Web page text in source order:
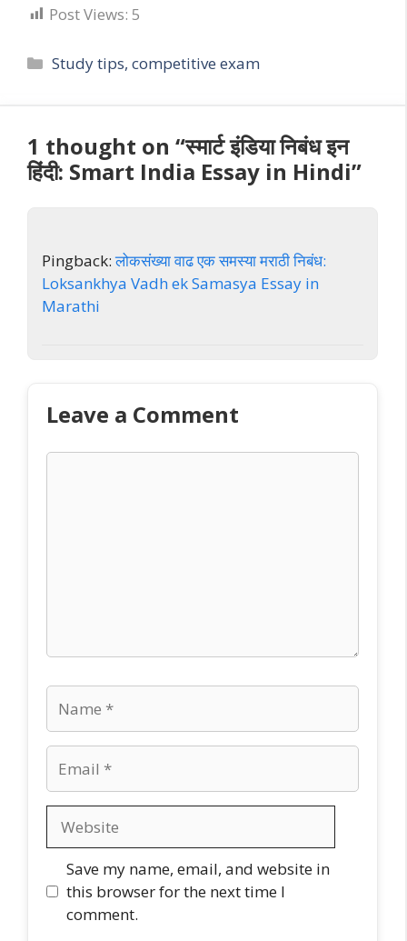
Post Views: 5
Categories
Study tips, competitive exam
1 thought on “स्मार्ट इंडिया निबंध इन
हिंदी: Smart India Essay in Hindi”
Pingback:लोकसंख्या वाढ एक समस्या मराठी निबंध:
Loksankhya Vadh ek Samasya Essay in
Marathi
Leave a Comment
Save my name, email, and website in
this browser for the next time I
comment.